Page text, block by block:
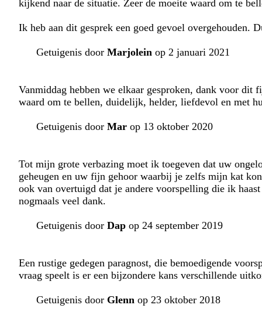
kijkend naar de situatie. Zeer de moeite waard om te
Ik heb aan dit gesprek een goed gevoel overgehouden.
Getuigenis door Marjolein op 2 januari 2021
Vanmiddag hebben we elkaar gesproken, dank voor
waard om te bellen, duidelijk, helder, liefdevol en met
Getuigenis door Mar op 13 oktober 2020
Tot mijn grote verbazing moet ik toegeven dat uw
geheugen en uw fijn gehoor waarbij je zelfs mijn kat
ook van overtuigd dat je andere voorspelling die ik
nogmaals veel dank.
Getuigenis door Dap op 24 september 2019
Een rustige gedegen paragnost, die bemoedigende
vraag speelt is er een bijzondere kans verschillende
Getuigenis door Glenn op 23 oktober 2018